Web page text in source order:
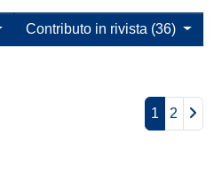
Contributo in rivista (36)
1 2